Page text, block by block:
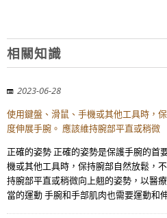
相關知識
2023-06-28
使用鍵盤、滑鼠、手機或其他工具時，
度伸展手腕。 應該維持腕部平直或稍微
正確的姿勢 正確的姿勢是保護手腕的首
機或其他工具時，保持腕部自然放鬆，
持腕部平直或稍微向上翹的姿勢，以醫
當的運動 手腕和手部肌肉也需要運動和